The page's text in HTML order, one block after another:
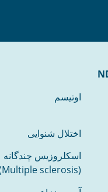
اوتیسم
اختلال شنوایی
اسکلروزیس چندگانه
(Multiple sclerosis)